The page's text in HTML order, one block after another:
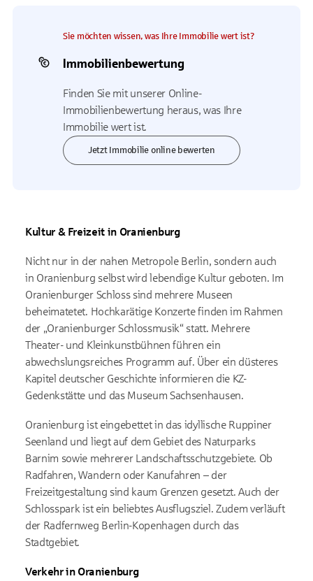
Sie möchten wissen, was Ihre Immobilie wert ist?
Immobilienbewertung
Finden Sie mit unserer Online-
Immobilienbewertung heraus, was Ihre
Immobilie wert ist.
Jetzt Immobilie online bewerten
Kultur & Freizeit in Oranienburg
Nicht nur in der nahen Metropole Berlin, sondern auch
in Oranienburg selbst wird lebendige Kultur geboten. Im
Oranienburger Schloss sind mehrere Museen
beheimatetet. Hochkarätige Konzerte finden im Rahmen
der „Oranienburger Schlossmusik“ statt. Mehrere
Theater- und Kleinkunstbühnen führen ein
abwechslungsreiches Programm auf. Über ein düsteres
Kapitel deutscher Geschichte informieren die KZ-
Gedenkstätte und das Museum Sachsenhausen.
Oranienburg ist eingebettet in das idyllische Ruppiner
Seenland und liegt auf dem Gebiet des Naturparks
Barnim sowie mehrerer Landschaftsschutzgebiete. Ob
Radfahren, Wandern oder Kanufahren – der
Freizeitgestaltung sind kaum Grenzen gesetzt. Auch der
Schlosspark ist ein beliebtes Ausflugsziel. Zudem verläuft
der Radfernweg Berlin-Kopenhagen durch das
Stadtgebiet.
Verkehr in Oranienburg